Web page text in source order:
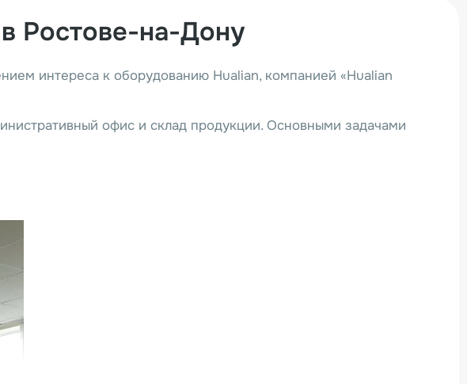
Ростове-на-Дону
интереса к оборудованию Hualian, компанией «Hualian
офис и склад продукции. Основными задачами